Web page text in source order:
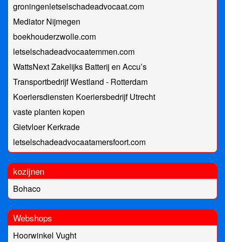
groningenletselschadeadvocaat.com
Mediator Nijmegen
boekhouderzwolle.com
letselschadeadvocaatemmen.com
WattsNext Zakelijks Batterij en Accu’s
Transportbedrijf Westland - Rotterdam
Koeriersdiensten Koeriersbedrijf Utrecht
vaste planten kopen
Gietvloer Kerkrade
letselschadeadvocaatamersfoort.com
kozijnen
Bohaco
Webshops
Hoorwinkel Vught